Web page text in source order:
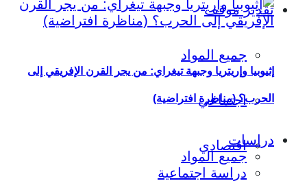
تقدير موقف
جميع المواد
اجتماعي
اقتصادي
إثيوبيا وإريتريا وجبهة تيغراي: من يجر القرن الإفريقي إلى
الحرب؟ (مناظرة افتراضية)
دراسات
جميع المواد
دراسة اجتماعية